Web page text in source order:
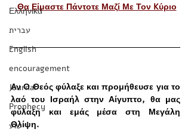
Ελληνικά
עברית
English
encouragement
Journal
Prophecy
ישוע
Θα Είμαστε Πάντοτε Μαζί Με Τον Kύριο
Αν Ο Θεός φύλαξε και προμήθευσε για το
λαό του Ισραήλ στην Αίγυπτο, θα μας
φύλαξη και εμάς μέσα στη Μεγάλη
Θλίψη.